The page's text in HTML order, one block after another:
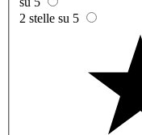
2 stelle su 5